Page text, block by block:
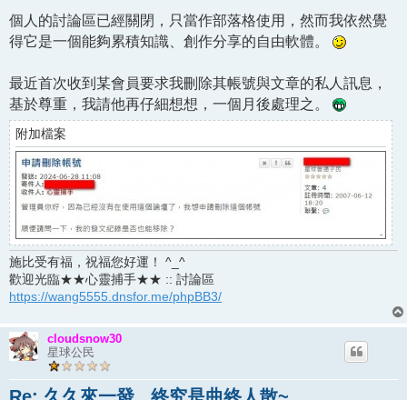
個人的討論區已經關閉，只當作部落格使用，然而我依然覺
得它是一個能夠累積知識、創作分享的自由軟體。
最近首次收到某會員要求我刪除其帳號與文章的私人訊息，
基於尊重，我請他再仔細想想，一個月後處理之。
附加檔案
施比受有福，祝福您好運！ ^_^
歡迎光臨★★心靈捕手★★ :: 討論區
https://wang5555.dnsfor.me/phpBB3/
cloudsnow30
星球公民